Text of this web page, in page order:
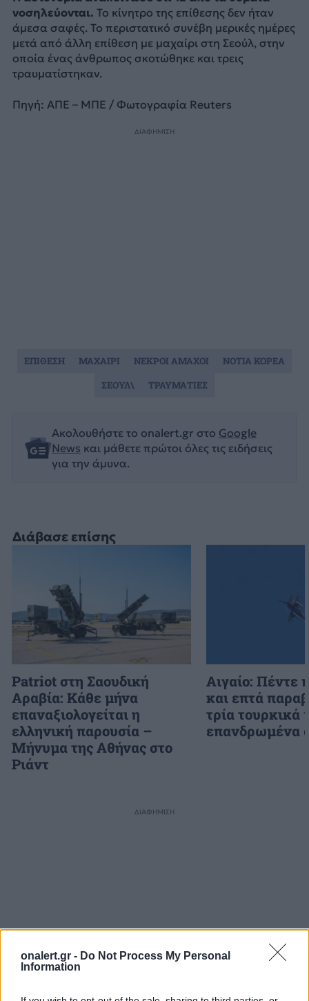
onalert.gr - Do Not Process My Personal
Information
Διάβασε επίσης
Patriot στη Σαουδική
Αραβία: Κάθε μήνα
επαναξιολογείται η
ελληνική παρουσία –
Μήνυμα της Αθήνας στο
Ριάντ
Αιγαίο: Πέντε
και επτά
τρία τουρκικά
επανδρωμένα
νοσηλεύονται. Το κίνητρο της επίθεσης δεν ήταν
άμεσα σαφές. Το περιστατικό συνέβη μερικές ημέρες
μετά από άλλη επίθεση με μαχαίρι στη Σεούλ, στην
οποία ένας άνθρωπος σκοτώθηκε και τρεις
τραυματίστηκαν.
Πηγή: ΑΠΕ – ΜΠΕ / Φωτογραφία Reuters
ΔΙΑΦΗΜΙΣΗ
Ακολουθήστε το onalert.gr στο Google
News και μάθετε πρώτοι όλες τις ειδήσεις
για την άμυνα.
ΕΠΙΘΕΣΗ ΜΑΧΑΙΡΙ ΝΕΚΡΟΙ ΑΜΑΧΟΙ
ΝΟΤΙΑ ΚΟΡΕΑ
ΣΕΟΥΛ\
ΤΡΑΥΜΑΤΙΕΣ
ΔΙΑΦΗΜΙΣΗ